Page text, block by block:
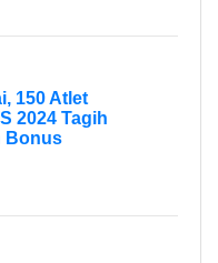
150 Atlet
2024 Tagih
Bonus